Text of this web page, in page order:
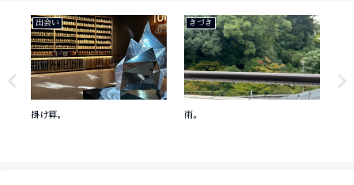
出会い
掛け算。
きづき
雨。